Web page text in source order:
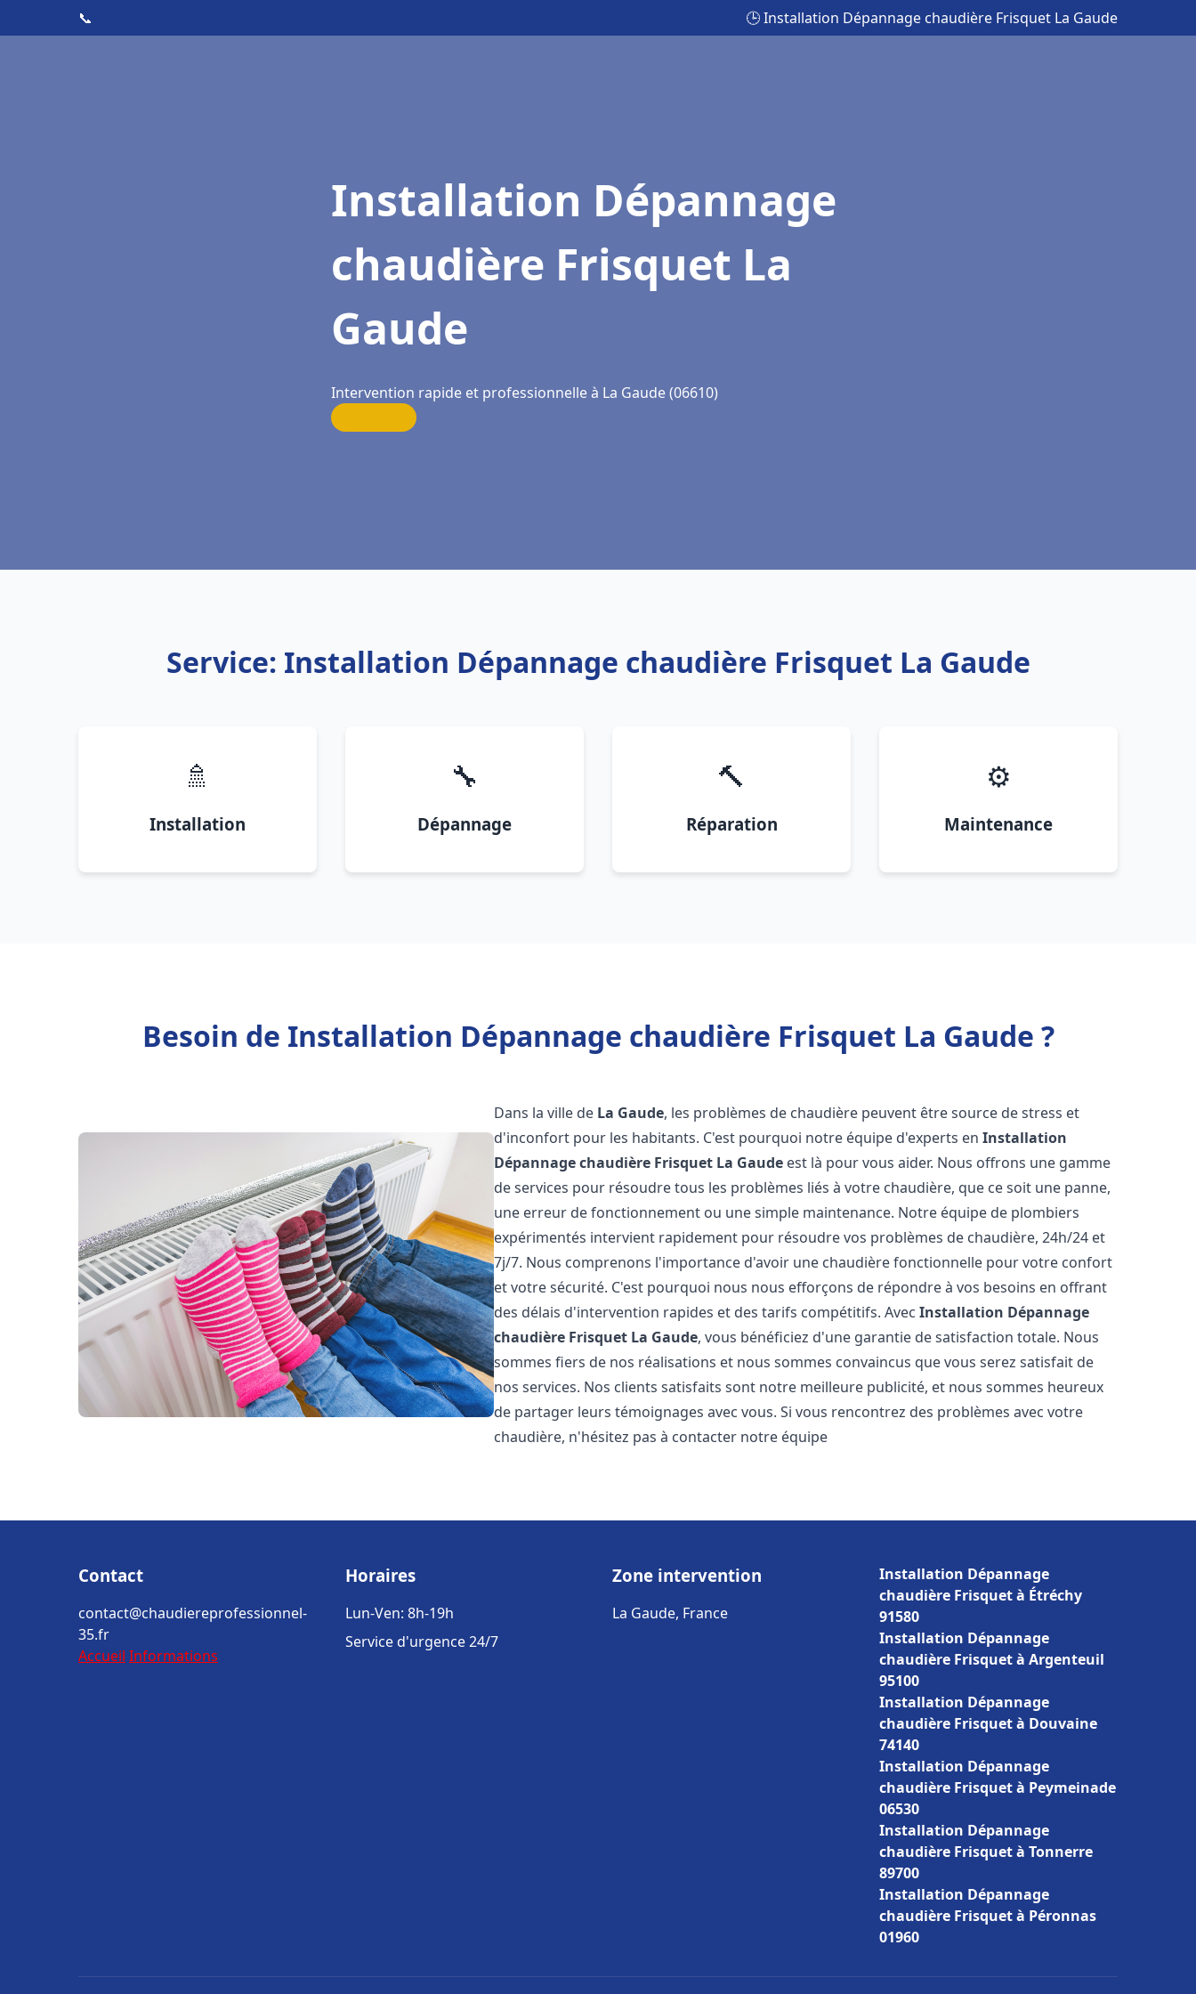
📞 🕒 Installation Dépannage chaudière Frisquet La Gaude
Installation Dépannage
chaudière Frisquet La
Gaude
Intervention rapide et professionnelle à La Gaude (06610)
Service: Installation Dépannage chaudière Frisquet La Gaude
🚿
Installation
🔧
Dépannage
🔨
Réparation
⚙️
Maintenance
Besoin de Installation Dépannage chaudière Frisquet La Gaude ?
Dans la ville de La Gaude, les problèmes de chaudière peuvent être source de stress et
d'inconfort pour les habitants. C'est pourquoi notre équipe d'experts enInstallation
Dépannage chaudière Frisquet La Gaude est là pour vous aider. Nous offrons une gamme
de services pour résoudre tous les problèmes liés à votre chaudière, que ce soit une panne,
une erreur de fonctionnement ou une simple maintenance. Notre équipe de plombiers
expérimentés intervient rapidement pour résoudre vos problèmes de chaudière, 24h/24 et
7j/7. Nous comprenons l'importance d'avoir une chaudière fonctionnelle pour votre confort
et votre sécurité. C'est pourquoi nous nous efforçons de répondre à vos besoins en offrant
des délais d'intervention rapides et des tarifs compétitifs. AvecInstallation Dépannage
chaudière Frisquet La Gaude, vous bénéficiez d'une garantie de satisfaction totale. Nous
sommes fiers de nos réalisations et nous sommes convaincus que vous serez satisfait de
nos services. Nos clients satisfaits sont notre meilleure publicité, et nous sommes heureux
de partager leurs témoignages avec vous. Si vous rencontrez des problèmes avec votre
chaudière, n'hésitez pas à contacter notre équipe
Contact
contact@chaudiereprofessionnel-
35.fr
Accueil Informations
Horaires
Lun-Ven: 8h-19h
Service d'urgence 24/7
Zone intervention
La Gaude, France
Installation Dépannage
chaudière Frisquet à Étréchy
91580
Installation Dépannage
chaudière Frisquet à Argenteuil
95100
Installation Dépannage
chaudière Frisquet à Douvaine
74140
Installation Dépannage
chaudière Frisquet à Peymeinade
06530
Installation Dépannage
chaudière Frisquet à Tonnerre
89700
Installation Dépannage
chaudière Frisquet à Péronnas
01960